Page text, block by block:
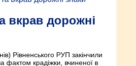
вкрав дорожні
Рівненського РУП закінчили
фактом крадіжки, вчиненої в